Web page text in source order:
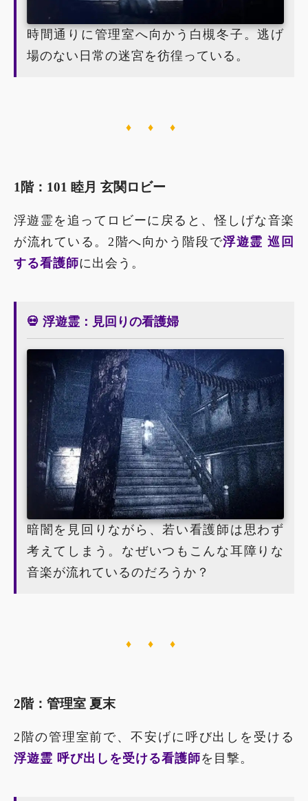
時間通りに管理室へ向かう白槻冬子。逃げ
場のない日常の迷宮を彷徨っている。
♦ ♦ ♦
1階：101 睦月 玄関ロビー
浮遊霊を追ってロビーに戻ると、怪しげな音楽
が流れている。2階へ向かう階段で浮遊霊 巡回
する看護師に出会う。
💀 浮遊霊：見回りの看護婦
暗闇を見回りながら、若い看護師は思わず
考えてしまう。なぜいつもこんな耳障りな
音楽が流れているのだろうか？
♦ ♦ ♦
2階：管理室 夏末
2階の管理室前で、不安げに呼び出しを受ける
浮遊霊 呼び出しを受ける看護師を目撃。